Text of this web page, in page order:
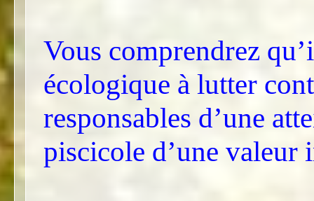
Vous comprendrez
écologique à lutter
responsables d’une
piscicole d’une valeur